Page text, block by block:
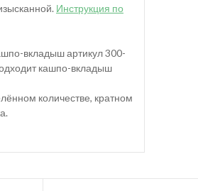
Инструкция по
вкладыш артикул 300-
кашпо-вкладыш
количестве, кратном